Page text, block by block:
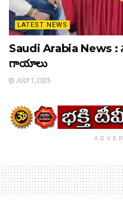
LATEST NEWS
Saudi Arabia News
గాయాలు
JULY 1, 2025